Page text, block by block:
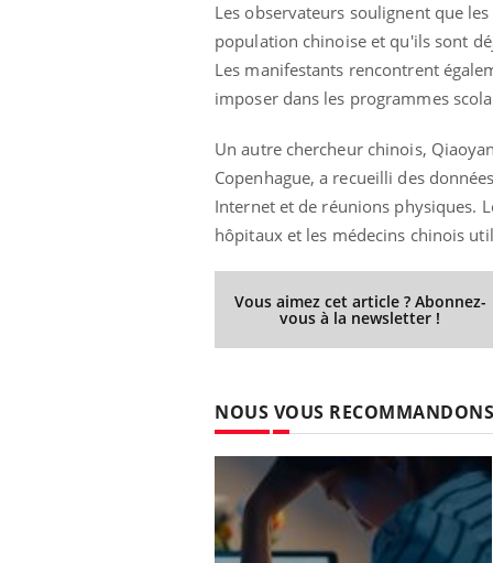
Les observateurs soulignent que
population chinoise et qu'ils sont
Les manifestants rencontrent
imposer dans les programmes
Un autre chercheur chinois,
Copenhague, a recueilli des
Internet et de réunions physiques.
hôpitaux et les médecins chinois
Vous aimez cet article ? Abonnez-
vous à la newsletter !
NOUS VOUS RECOMMANDONS